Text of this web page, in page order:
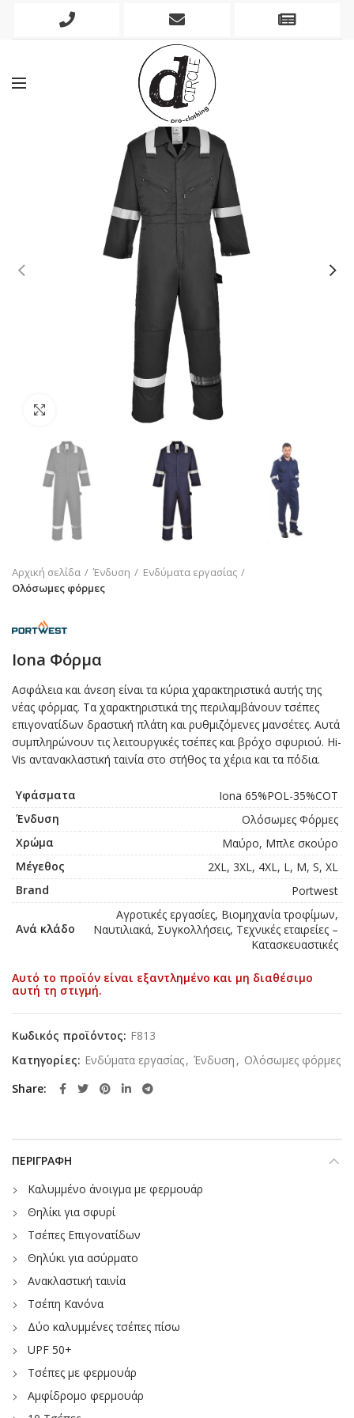
Phone
Mobile
Click to enlarge
Αρχική σελίδα Ένδυση
Ενδύματα εργασίας
Ολόσωμες φόρμες
Iona Φόρμα
Ασφάλεια και άνεση είναι τα κύρια χαρακτηριστικά αυτής της
νέας φόρμας. Τα χαρακτηριστικά της περιλαμβάνουν τσέπες
επιγονατίδων δραστική πλάτη και ρυθμιζόμενες μανσέτες. Αυτά
συμπληρώνουν τις λειτουργικές τσέπες και βρόχο σφυριού. Hi-
Vis αντανακλαστική ταινία στο στήθος τα χέρια και τα πόδια.
Υφάσματα
Iona 65%POL-35%COT
Ένδυση
Ολόσωμες Φόρμες
Χρώμα
Μαύρο, Μπλε σκούρο
Μέγεθος
2XL, 3XL, 4XL, L, M, S, XL
Brand
Portwest
Ανά κλάδο
Αγροτικές εργασίες, Βιομηχανία τροφίμων,
Ναυτιλιακά, Συγκολλήσεις, Τεχνικές εταιρείες –
Κατασκευαστικές
Αυτό το προϊόν είναι εξαντλημένο και μη διαθέσιμο
αυτή τη στιγμή.
Κωδικός προϊόντος: F813
Κατηγορίες: Ενδύματα εργασίας, Ένδυση , Ολόσωμες φόρμες
Share
ΠΕΡΙΓΡΑΦΉ
Καλυμμένο άνοιγμα με φερμουάρ
Θηλίκι για σφυρί
Τσέπες Επιγονατίδων
Θηλύκι για ασύρματο
Ανακλαστική ταινία
Τσέπη Κανόνα
Δύο καλυμμένες τσέπες πίσω
UPF 50+
Τσέπες με φερμουάρ
Αμφίδρομο φερμουάρ